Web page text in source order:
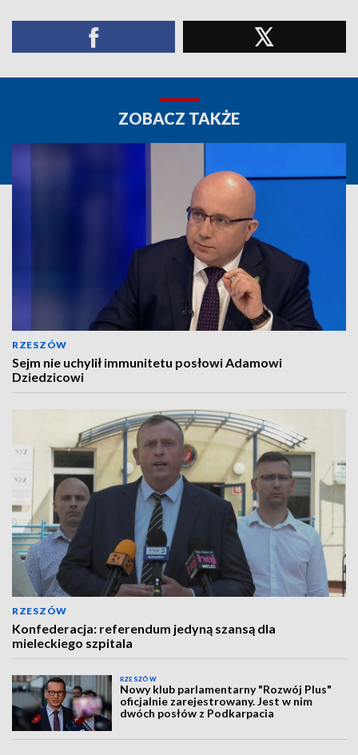
ZOBACZ TAKŻE
RZESZÓW
Sejm nie uchylił immunitetu posłowi Adamowi
Dziedzicowi
RZESZÓW
Konfederacja: referendum jedyną szansą dla
mieleckiego szpitala
RZESZÓW
Nowy klub parlamentarny "Rozwój Plus"
oficjalnie zarejestrowany. Jest w nim
dwóch posłów z Podkarpacia